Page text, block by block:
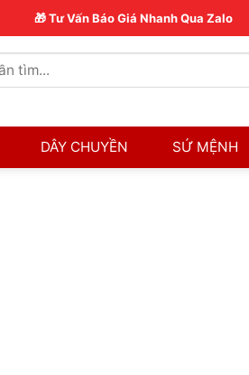
DÂY CHUYỀN SỨ MỆNH
🎁 Tư Vấn Báo Giá Nhanh Qua Zalo